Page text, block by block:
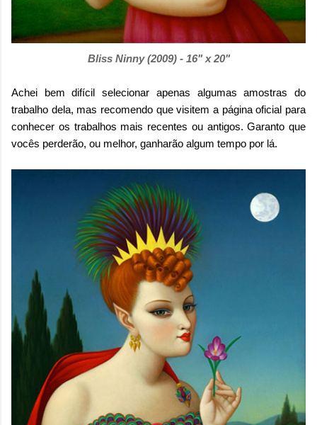
Bliss Ninny (2009) - 16" x 20"
Achei bem difícil selecionar apenas algumas amostras do
trabalho dela, mas recomendo que visitem a página oficial para
conhecer os trabalhos mais recentes ou antigos. Garanto que
vocês perderão, ou melhor, ganharão algum tempo por lá.